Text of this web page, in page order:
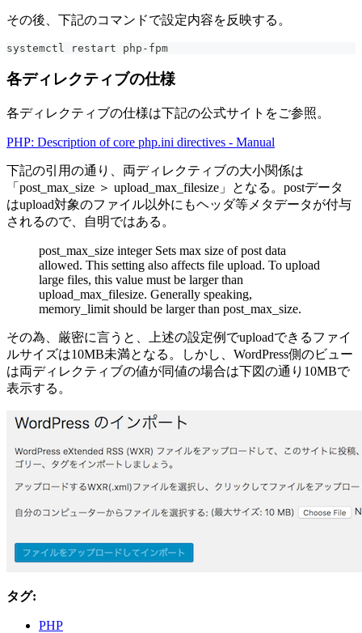
その後、下記のコマンドで設定内容を反映する。
systemctl restart php-fpm
各ディレクティブの仕様
各ディレクティブの仕様は下記の公式サイトをご参照。
PHP: Description of core php.ini directives - Manual
下記の引用の通り、両ディレクティブの大小関係は
「post_max_size ＞ upload_max_filesize」となる。postデータ
はupload対象のファイル以外にもヘッダ等メタデータが付与
されるので、自明ではある。
post_max_size integer Sets max size of post data
allowed. This setting also affects file upload. To upload
large files, this value must be larger than
upload_max_filesize. Generally speaking,
memory_limit should be larger than post_max_size.
その為、厳密に言うと、上述の設定例でuploadできるファイ
ルサイズは10MB未満となる。しかし、WordPress側のビュー
は両ディレクティブの値が同値の場合は下図の通り10MBで
表示する。
タグ:
PHP